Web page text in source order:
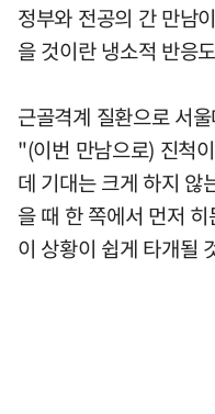
정부와 전공의 간 만남
을 것이란 냉소적 반응
근골격계 질환으로 서
"(이번 만남으로) 진척
데 기대는 크게 하지 않
을 때 한 쪽에서 먼저
이 상황이 쉽게 타개될